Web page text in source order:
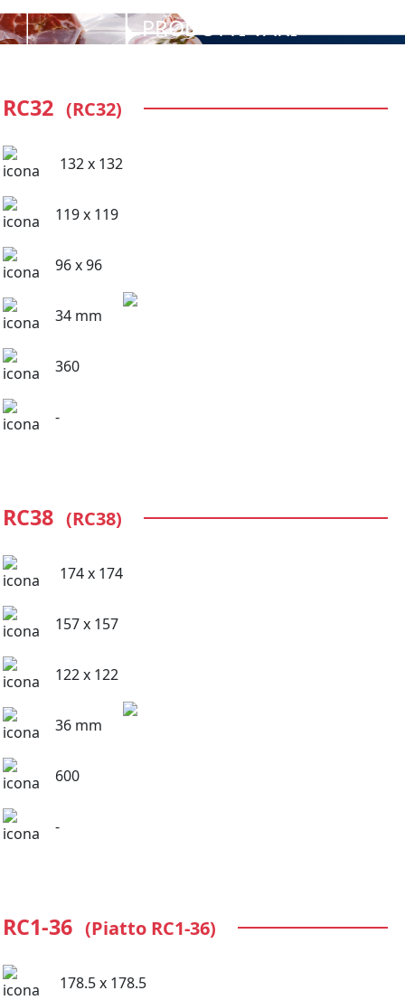
PRODOTTI VARI
RC32 (RC32)
132 x 132
119 x 119
96 x 96
34 mm
360
-
RC38 (RC38)
174 x 174
157 x 157
122 x 122
36 mm
600
-
RC1-36 (Piatto RC1-36)
178.5 x 178.5